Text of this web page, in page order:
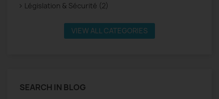
Législation & Sécurité (2)
VIEW ALL CATEGORIES
SEARCH IN BLOG